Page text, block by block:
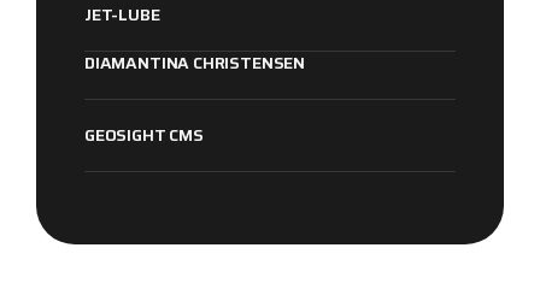
JET-LUBE
DIAMANTINA CHRISTENSEN
GEOSIGHT CMS